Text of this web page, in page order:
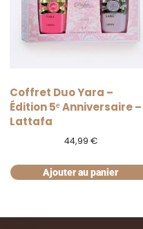
Coffret Duo Yara –
Édition 5ᵉ Anniversaire –
Lattafa
44,99 €
Ajouter au panier